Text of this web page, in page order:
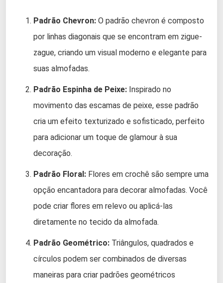
Padrão Chevron: O padrão chevron é composto
por linhas diagonais que se encontram em zigue-
zague, criando um visual moderno e elegante para
suas almofadas.
Padrão Espinha de Peixe: Inspirado no
movimento das escamas de peixe, esse padrão
cria um efeito texturizado e sofisticado, perfeito
para adicionar um toque de glamour à sua
decoração.
Padrão Floral: Flores em crochê são sempre uma
opção encantadora para decorar almofadas. Você
pode criar flores em relevo ou aplicá-las
diretamente no tecido da almofada.
Padrão Geométrico: Triângulos, quadrados e
círculos podem ser combinados de diversas
maneiras para criar padrões geométricos